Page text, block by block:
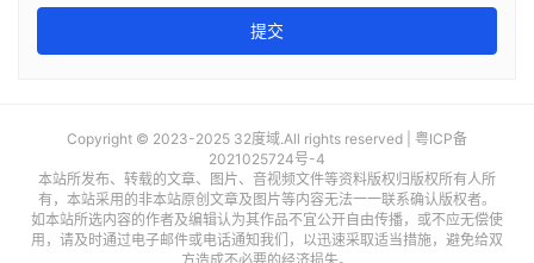
提交
Copyright © 2023-2025 32度域.All rights reserved | 粤ICP备
2021025724号-4
本站所发布、转载的文章、图片、音视频文件等资料版权归版权所有人所
有，本站采用的非本站原创文章及图片等内容无法一一联系确认版权者。
如本站所选内容的作者及编辑认为其作品不宜公开自由传播，或不应无偿使
用，请及时通过电子邮件或电话通知我们，以迅速采取适当措施，避免给双